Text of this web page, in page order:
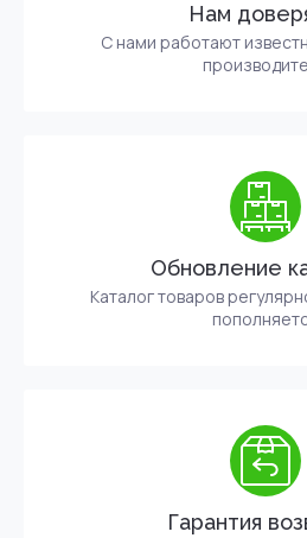
Нам
С нами работают
Обновление
Каталог товаров
Гарантия